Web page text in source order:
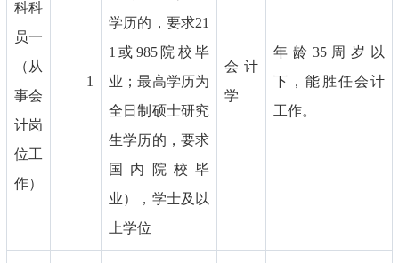
科科
员一
（从
事会
计岗
位工
作）
1
学历的，要求21
1或985院校毕
业；最高学历为
全日制硕士研究
生学历的，要求
国内院校毕
业），学士及以
上学位
会计
学
年龄35周岁以
下，能胜任会计
工作。